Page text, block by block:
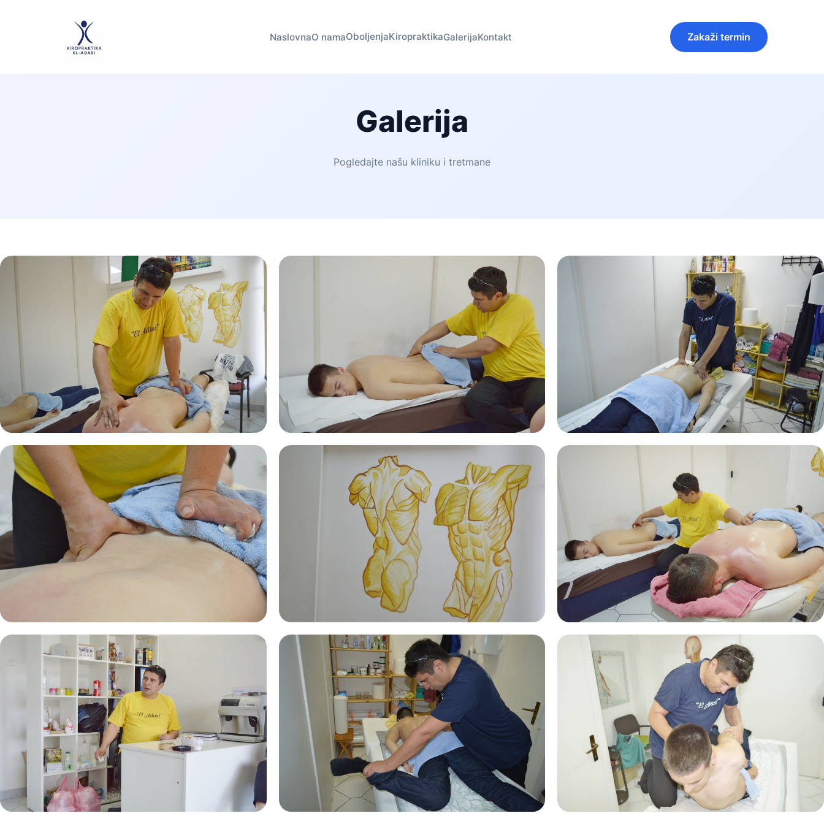
NaslovnaO namaOboljenjaKiropraktikaGalerijaKontakt Zakaži termin
Galerija
Pogledajte našu kliniku i tretmane